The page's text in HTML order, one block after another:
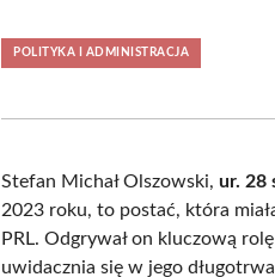
POLITYKA I ADMINISTRACJA
Stefan Michał Olszowski,ur. 28
2023 roku, to postać, która
PRL. Odgrywał on kluczową
uwidacznia się w jego